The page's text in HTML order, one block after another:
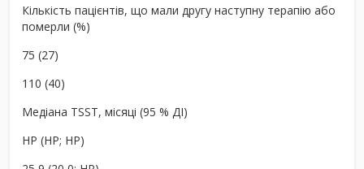
Кількість пацієнтів, що мали другу наступну терапію або
померли (%)
75 (27)
110 (40)
Медіана TSST, місяці (95 % ДІ)
НР (НР; НР)